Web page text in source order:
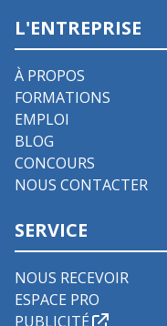
L'ENTREPRISE
À PROPOS
FORMATIONS
EMPLOI
BLOG
CONCOURS
NOUS CONTACTER
SERVICE
NOUS RECEVOIR
ESPACE PRO
PUBLICITÉ